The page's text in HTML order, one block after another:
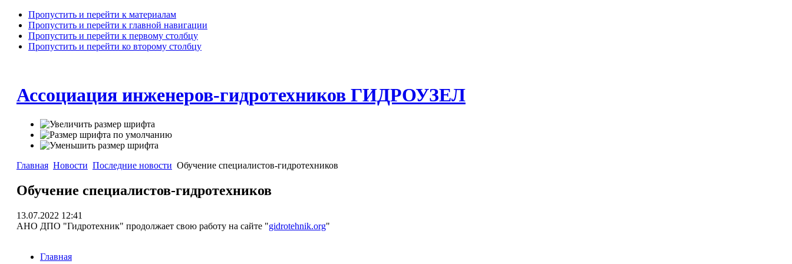
Пропустить и перейти к материалам
Пропустить и перейти к главной навигации
Пропустить и перейти к первому столбцу
Пропустить и перейти ко второму столбцу
Ассоциация инженеров-гидротехников ГИДРОУЗЕЛ
Главная Новости Последние новости Обучение специалистов-гидротехников
Обучение специалистов-гидротехников
13.07.2022 12:41
АНО ДПО "Гидротехник" продолжает свою работу на сайте "gidrotehnik.org"
Главная